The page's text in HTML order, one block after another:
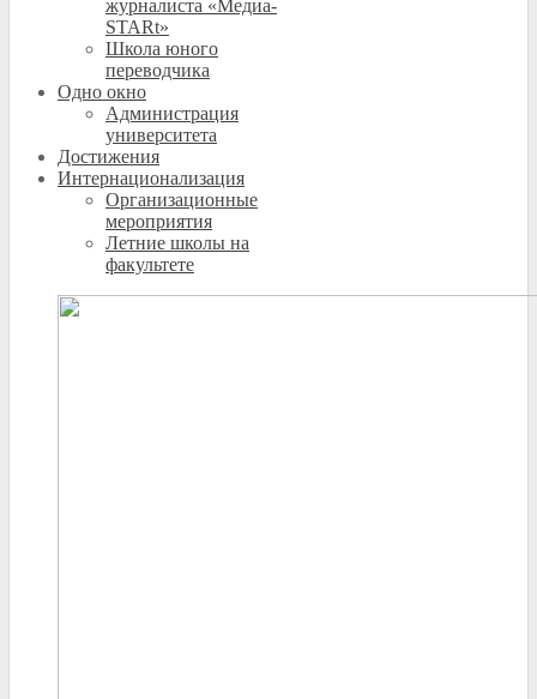
журналиста «Медиа-
STARt»
Школа юного
переводчика
Одно окно
Администрация
университета
Достижения
Интернационализация
Организационные
мероприятия
Летние школы на
факультете